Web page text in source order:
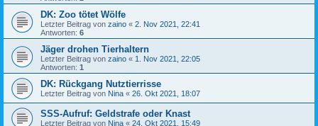
DK: Zoo tötet Wölfe
Letzter Beitrag von zaino « 2. Nov 2021, 22:41
Antworten: 6
Jäger drohen Tierhaltern
Letzter Beitrag von zaino « 1. Nov 2021, 22:05
Antworten: 1
DK: Rückgang Nutztierrisse
Letzter Beitrag von Nina « 26. Okt 2021, 18:07
SSS-Aufruf: Geldstrafe oder Knast
Letzter Beitrag von Nina « 24. Okt 2021, 15:49